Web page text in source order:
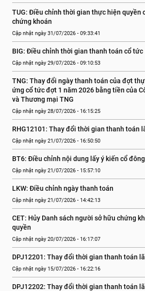
TUG: Điều chỉnh thời gian thực hiện quyền
chứng khoán
Cập nhật ngày 31/07/2026 - 09:33:41
BIG: Điều chỉnh thời gian thanh toán cổ tức
Cập nhật ngày 29/07/2026 - 09:10:53
TNG: Thay đổi ngày thanh toán của đợt
ứng cổ tức đợt 1 năm 2026 bằng tiền của
và Thương mại TNG
Cập nhật ngày 28/07/2026 - 16:15:25
RHG12101: Thay đổi thời gian thanh toán
Cập nhật ngày 21/07/2026 - 16:50:50
BT6: Điều chỉnh nội dung lấy ý kiến cổ
Cập nhật ngày 21/07/2026 - 15:57:10
LKW: Điều chỉnh ngày thanh toán
Cập nhật ngày 21/07/2026 - 14:42:13
CET: Hủy Danh sách người sở hữu chứng
quyền
Cập nhật ngày 20/07/2026 - 16:17:07
DPJ12201: Thay đổi thời gian thanh toán
Cập nhật ngày 15/07/2026 - 16:22:16
DPJ12202: Thay đổi thời gian thanh toán